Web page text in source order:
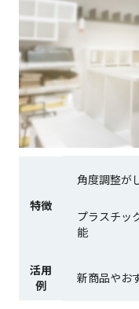
特徴
角度調整が
プラスチッ
能
活用
例
新商品やお